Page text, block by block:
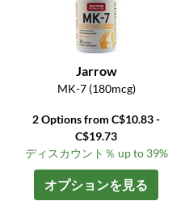
Jarrow
MK-7 (180mcg)
2 Options from C$10.83 -
C$19.73
ディスカウント％ up to 39%
オプションを見る